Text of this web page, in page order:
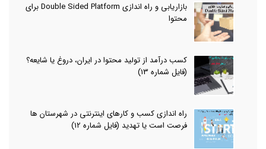
بازاریابی و راه اندازی Double Sided Platform برای
محتوا
کسب درآمد از تولید محتوا در ایران، دروغ یا شایعه؟
(فایل شماره 13)
راه اندازی کسب و کارهای اینترنتی در شهرستان ها
فرصت است یا تهدید (فایل شماره 12)